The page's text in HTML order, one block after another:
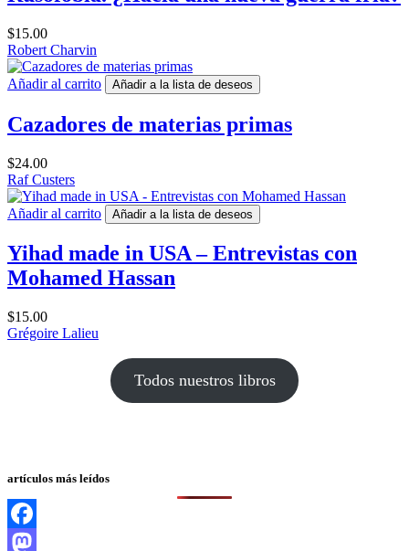
$15.00
Robert Charvin
Añadir al carrito Añadir a la lista de deseos
Cazadores de materias primas
$24.00
Raf Custers
Añadir al carrito Añadir a la lista de deseos
Yihad made in USA – Entrevistas con
Mohamed Hassan
$15.00
Grégoire Lalieu
Todos nuestros libros
artículos más leídos
Facebook